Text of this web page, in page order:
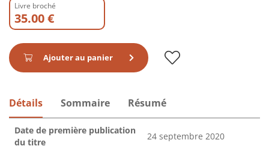
Livre broché
35.00 €
Ajouter au panier
Détails Sommaire Résumé
Date de première publication
du titre
24 septembre 2020